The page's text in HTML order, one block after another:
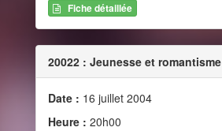
Fiche détaillée
20022 : Jeunesse et romantisme
Date : 16 juillet 2004
Heure : 20h00